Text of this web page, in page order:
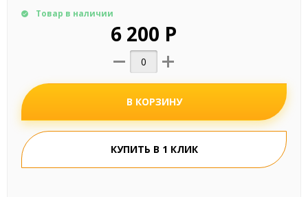
Товар в наличии
6 200 Р
В КОРЗИНУ
КУПИТЬ В 1 КЛИК